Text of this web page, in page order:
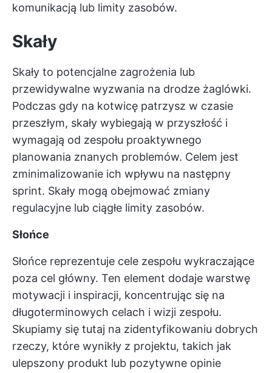
komunikacją lub limity zasobów.
Skały
Skały to potencjalne zagrożenia lub
przewidywalne wyzwania na drodze żaglówki.
Podczas gdy na kotwicę patrzysz w czasie
przeszłym, skały wybiegają w przyszłość i
wymagają od zespołu proaktywnego
planowania znanych problemów. Celem jest
zminimalizowanie ich wpływu na następny
sprint. Skały mogą obejmować zmiany
regulacyjne lub ciągłe limity zasobów.
Słońce
Słońce reprezentuje cele zespołu wykraczające
poza cel główny. Ten element dodaje warstwę
motywacji i inspiracji, koncentrując się na
długoterminowych celach i wizji zespołu.
Skupiamy się tutaj na zidentyfikowaniu dobrych
rzeczy, które wynikły z projektu, takich jak
ulepszony produkt lub pozytywne opinie